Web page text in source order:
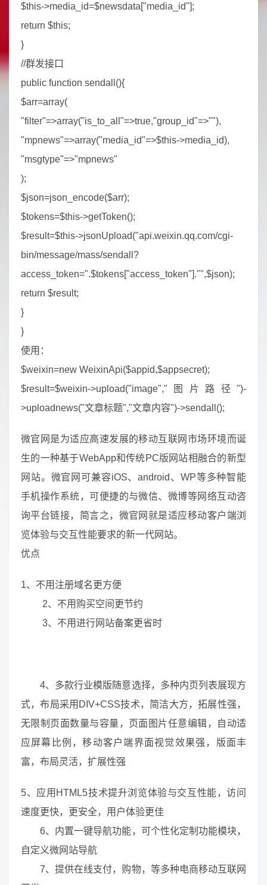
$this->media_id=$newsdata["media_id"];
return $this;
}
//群发接口
public function sendall(){
$arr=array(
"filter"=>array("is_to_all"=>true,"group_id"=>""),
"mpnews"=>array("media_id"=>$this->media_id),
"msgtype"=>"mpnews"
);
$json=json_encode($arr);
$tokens=$this->getToken();
$result=$this->jsonUpload("api.weixin.qq.com/cgi-
bin/message/mass/sendall?
access_token=".$tokens["access_token"]."",$json);
return $result;
}
}
使用：
$weixin=new WeixinApi($appid,$appsecret);
$result=$weixin->upload("image","图片路径")-
>uploadnews("文章标题","文章内容")->sendall();
微官网是为适应高速发展的移动互联网市场环境而诞
生的一种基于WebApp和传统PC版网站相融合的新型
网站。微官网可兼容iOS、android、WP等多种智能
手机操作系统，可便捷的与微信、微博等网络互动咨
询平台链接，简言之，微官网就是适应移动客户端浏
览体验与交互性能要求的新一代网站。
优点
1、不用注册域名更方便
2、不用购买空间更节约
3、不用进行网站备案更省时
4、多款行业模版随意选择，多种内页列表展现方
式，布局采用DIV+CSS技术，简洁大方，拓展性强，
无限制页面数量与容量，页面图片任意编辑，自动适
应屏幕比例，移动客户端界面视觉效果强，版面丰
富，布局灵活，扩展性强
5、应用HTML5技术提升浏览体验与交互性能，访问
速度更快，更安全，用户体验更佳
6、内置一键导航功能，可个性化定制功能模块，
自定义微网站导航
7、提供在线支付，购物，等多种电商移动互联网